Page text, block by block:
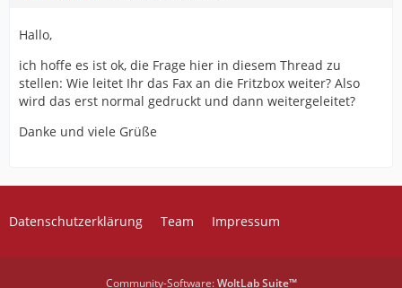
Hallo,
ich hoffe es ist ok, die Frage hier in diesem Thread zu
stellen: Wie leitet Ihr das Fax an die Fritzbox weiter? Also
wird das erst normal gedruckt und dann weitergeleitet?
Danke und viele Grüße
Datenschutzerklärung Team Impressum
Community-Software:WoltLab Suite™